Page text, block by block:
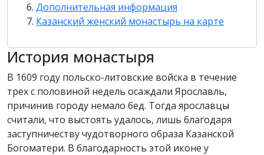
Дополнительная информация
Казанский женский монастырь на карте
История монастыря
В 1609 году польско-литовские войска в течение
трех с половиной недель осаждали Ярославль,
причинив городу немало бед. Тогда ярославцы
считали, что выстоять удалось, лишь благодаря
заступничеству чудотворного образа Казанской
Богоматери. В благодарность этой иконе у